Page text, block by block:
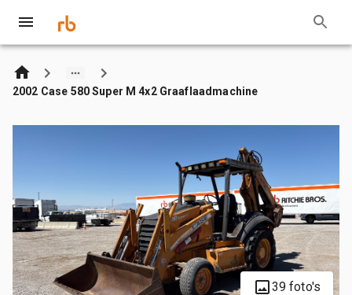
2002 Case 580 Super M 4x2 Graaflaadmachine
39 foto's